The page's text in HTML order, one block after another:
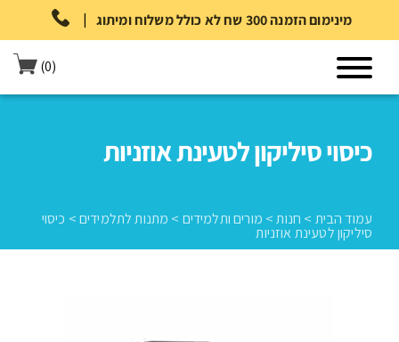
| מינימום הזמנה 300 שח לא כולל משלוח ומיתוג
(0)
כיסוי סיליקון לטעינת אוזניות
עמוד הבית > חנות> מורים ותלמידים > מתנות לתלמידים> כיסוי
סיליקון לטעינת אוזניות